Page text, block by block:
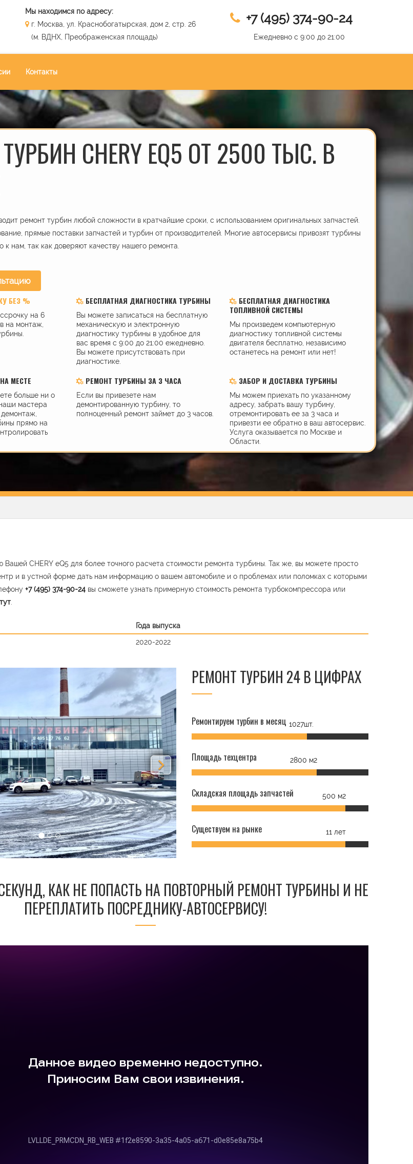
Мы находимся по адресу:
г. Москва, ул. Краснобогатырская, дом 2, стр. 26
(м. ВДНХ, Преображенская площадь)
+7 (495) 374-90-24
Ежедневно с 9:00 до 21:00
Контакты
CHERY EQ5 ОТ 2500 ТЫС. В
ремонт турбин любой сложности в кратчайшие сроки, с использованием оригинальных запчастей.
прямые поставки запчастей и турбин от производителей. Многие автосервисы привозят турбины
к нам, так как доверяют качеству нашего ремонта.
БЕЗ %
на 6
на монтаж,
БЕСПЛАТНАЯ ДИАГНОСТИКА ТУРБИНЫ
Вы можете записаться на бесплатную
механическую и электронную
диагностику турбины в удобное для
вас время с 9:00 до 21:00 ежедневно.
Вы можете присутствовать при
диагностике.
БЕСПЛАТНАЯ ДИАГНОСТИКА
ТОПЛИВНОЙ СИСТЕМЫ
Мы произведем компьютерную
диагностику топливной системы
двигателя бесплатно, независимо
останетесь на ремонт или нет!
МЕСТЕ
больше ни о
мастера
прямо на
РЕМОНТ ТУРБИНЫ ЗА 3 ЧАСА
Если вы привезете нам
демонтированную турбину, то
полноценный ремонт займет до 3 часов.
ЗАБОР И ДОСТАВКА ТУРБИНЫ
Мы можем приехать по указанному
адресу, забрать вашу турбину,
отремонтировать ее за 3 часа и
привезти ее обратно в ваш автосервис.
Услуга оказывается по Москве и
Области.
Вашей CHERY eQ5 для более точного расчета стоимости ремонта турбины. Так же, вы можете просто
и в устной форме дать нам информацию о вашем автомобиле и о проблемах или поломках с которыми
+7 (495) 374-90-24 вы сможете узнать примерную стоимость ремонта турбокомпрессора или
тут
Года выпуска
2020-2022
РЕМОНТ ТУРБИН 24 В ЦИФРАХ
Ремонтируем турбин в месяц 1027шт.
Площадь техцентра 2800 м2
Складская площадь запчастей 500 м2
Существуем на рынке 11 лет
КАК НЕ ПОПАСТЬ НА ПОВТОРНЫЙ РЕМОНТ ТУРБИНЫ И НЕ
ПЕРЕПЛАТИТЬ ПОСРЕДНИКУ-АВТОСЕРВИСУ!